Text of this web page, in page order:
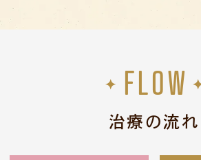
FLOW
治療の流れ